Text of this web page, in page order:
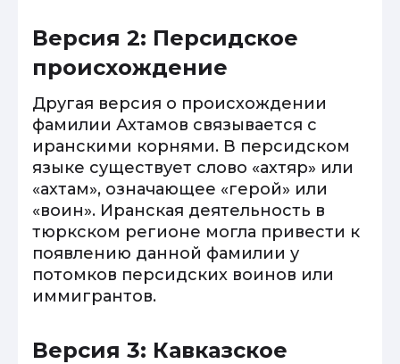
Версия 2: Персидское
происхождение
Другая версия о происхождении
фамилии Ахтамов связывается с
иранскими корнями. В персидском
языке существует слово «ахтяр» или
«ахтам», означающее «герой» или
«воин». Иранская деятельность в
тюркском регионе могла привести к
появлению данной фамилии у
потомков персидских воинов или
иммигрантов.
Версия 3: Кавказское